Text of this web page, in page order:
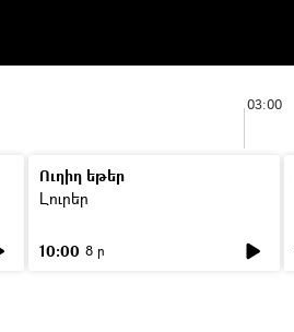
03:00
Ուղիղ եթեր
Լուրեր
10:00 8 ր